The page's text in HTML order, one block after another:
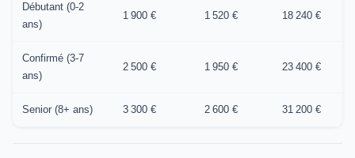
Débutant (0-2
ans)
1 900 € 1 520 € 18 240 €
Confirmé (3-7
ans)
2 500 € 1 950 € 23 400 €
Senior (8+ ans) 3 300 € 2 600 € 31 200 €